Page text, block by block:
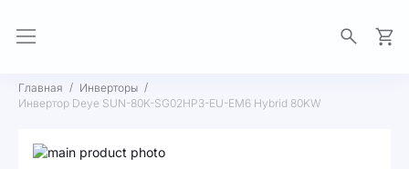
Главная
Инверторы
Инвертор Deye SUN-80K-SG02HP3-EU-EM6 Hybrid 80KW
Пропустить